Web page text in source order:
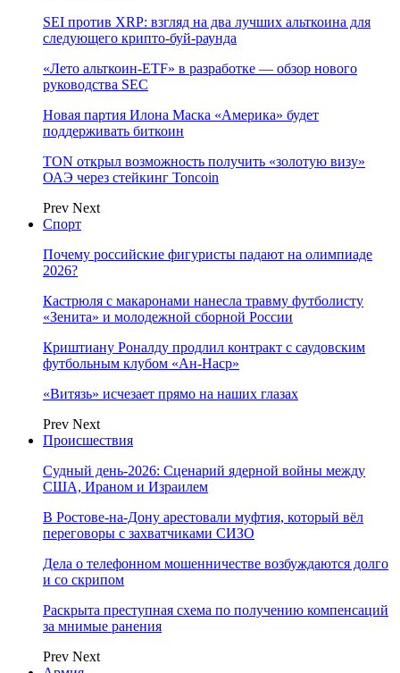
SEI против XRP: взгляд на два лучших альткоина для
следующего крипто-буй-раунда
«Лето альткоин-ETF» в разработке — обзор нового
руководства SEC
Новая партия Илона Маска «Америка» будет
поддерживать биткоин
TON открыл возможность получить «золотую визу»
ОАЭ через стейкинг Toncoin
Prev Next
Спорт
Почему российские фигуристы падают на олимпиаде
2026?
Кастрюля с макаронами нанесла травму футболисту
«Зенита» и молодежной сборной России
Криштиану Роналду продлил контракт с саудовским
футбольным клубом «Ан-Наср»
«Витязь» исчезает прямо на наших глазах
Prev Next
Происшествия
Судный день-2026: Сценарий ядерной войны между
США, Ираном и Израилем
В Ростове-на-Дону арестовали муфтия, который вёл
переговоры с захватчиками СИЗО
Дела о телефонном мошенничестве возбуждаются долго
и со скрипом
Раскрыта преступная схема по получению компенсаций
за мнимые ранения
Prev Next